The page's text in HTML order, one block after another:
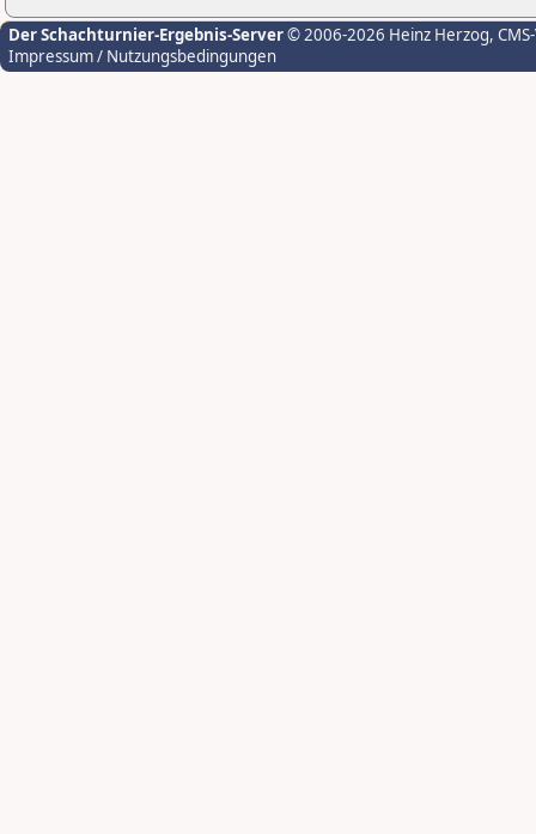
Der Schachturnier-Ergebnis-Server© 2006-2026 Heinz Herzog,
Impressum / Nutzungsbedingungen